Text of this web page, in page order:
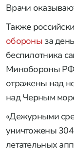
Врачи
Также
обороныза
беспилотника
Минобороны
отражены над
над Черным
«Дежурными
уничтожены
летательных